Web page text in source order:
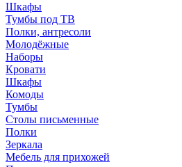
Шкафы
Тумбы под ТВ
Полки, антресоли
Молодёжные
Наборы
Кровати
Шкафы
Комоды
Тумбы
Столы письменные
Полки
Зеркала
Мебель для прихожей